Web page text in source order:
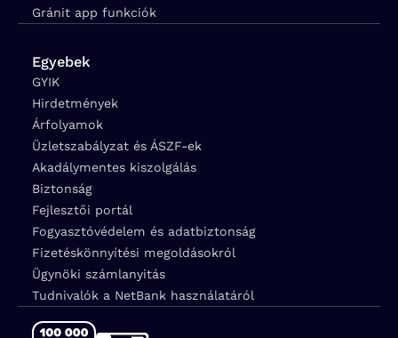
Gránit app funkciók
Egyebek
GYIK
Hirdetmények
Árfolyamok
Üzletszabályzat és ÁSZF-ek
Akadálymentes kiszolgálás
Biztonság
Fejlesztői portál
Fogyasztóvédelem és adatbiztonság
Fizetéskönnyítési megoldásokról
Ügynöki számlanyitás
Tudnivalók a NetBank használatáról